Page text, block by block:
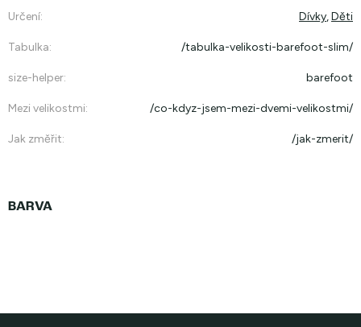
Určení: Dívky,Děti
Tabulka: /tabulka-velikosti-barefoot-slim/
size-helper: barefoot
Mezi velikostmi: /co-kdyz-jsem-mezi-dvemi-velikostmi/
Jak změřit: /jak-zmerit/